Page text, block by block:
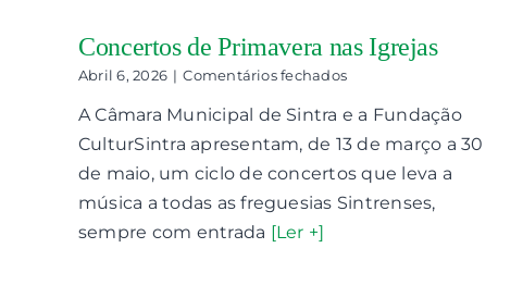
Concertos de Primavera nas Igrejas
Abril 6, 2026 | Comentários fechadosem
de
Primavera
Igrejas
A Câmara Municipal de Sintra e a Fundação
CulturSintra apresentam, de 13 de março a 30
de maio, um ciclo de concertos que leva a
música a todas as freguesias Sintrenses,
sempre com entrada [Ler +]